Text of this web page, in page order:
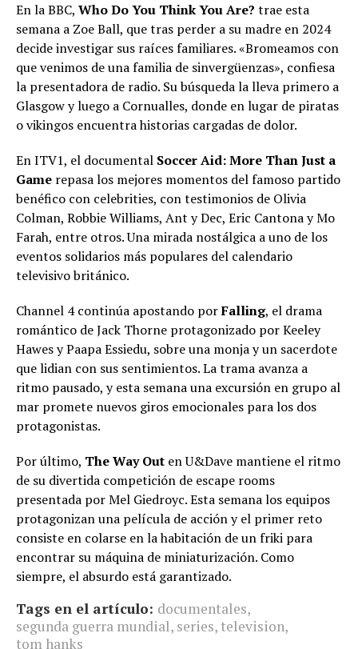
En la BBC, Who Do You Think You Are? trae esta
semana a Zoe Ball, que tras perder a su madre en 2024
decide investigar sus raíces familiares. «Bromeamos con
que venimos de una familia de sinvergüenzas», confiesa
la presentadora de radio. Su búsqueda la lleva primero a
Glasgow y luego a Cornualles, donde en lugar de piratas
o vikingos encuentra historias cargadas de dolor.
En ITV1, el documental Soccer Aid: More Than Just a
Game repasa los mejores momentos del famoso partido
benéfico con celebrities, con testimonios de Olivia
Colman, Robbie Williams, Ant y Dec, Eric Cantona y Mo
Farah, entre otros. Una mirada nostálgica a uno de los
eventos solidarios más populares del calendario
televisivo británico.
Channel 4 continúa apostando porFalling, el drama
romántico de Jack Thorne protagonizado por Keeley
Hawes y Paapa Essiedu, sobre una monja y un sacerdote
que lidian con sus sentimientos. La trama avanza a
ritmo pausado, y esta semana una excursión en grupo al
mar promete nuevos giros emocionales para los dos
protagonistas.
Por último, The Way Out en U&Dave mantiene el ritmo
de su divertida competición de escape rooms
presentada por Mel Giedroyc. Esta semana los equipos
protagonizan una película de acción y el primer reto
consiste en colarse en la habitación de un friki para
encontrar su máquina de miniaturización. Como
siempre, el absurdo está garantizado.
Tags en el artículo: documentales,
segunda guerra mundial, series, television,
tom hanks